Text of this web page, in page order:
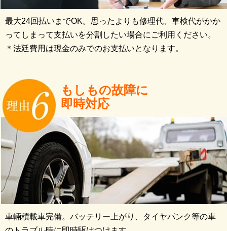
最大24回払いまでOK。思ったよりも修理代、車検代がかか
ってしまって支払いを分割したい場合にご利用ください。
＊法廷費用は現金のみでのお支払いとなります。
もしもの故障に
即時対応
車輛積載車完備。バッテリー上がり、タイヤパンク等の車